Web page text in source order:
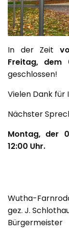
In der Zeit
Freitag, dem
geschlossen!
Vielen Dank für
Nächster
Montag, der
12:00 Uhr.
Wutha-
gez. J.
Bürgermeister